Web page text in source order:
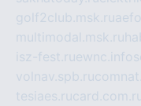
golf2club.msk.ru
multimodal.msk.ru
isz-fest.ruewnc.info
volnav.spb.ru
tesiaes.ru